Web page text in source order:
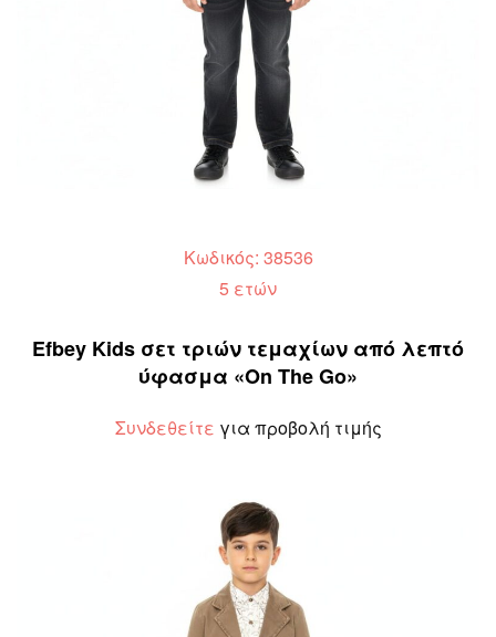
Κωδικός: 38536
5 ετών
Efbey Kids σετ τριών τεμαχίων από λεπτό
ύφασμα «On The Go»
Συνδεθείτε για προβολή τιμής